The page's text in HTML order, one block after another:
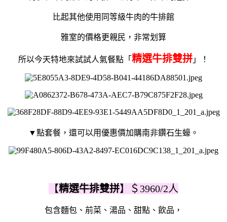
比起其他使用同等級牛肉的牛排館
雅室的價格更親民，非常划算
所以今天特地來試試人氣餐點「 精選牛排雙拼 」！
▼點套餐，還可以用優惠價加購南非鑽石生蠔。
【精選牛排雙拼】＄3960/2人
包含麵包、前菜、湯品、甜點、飲品，